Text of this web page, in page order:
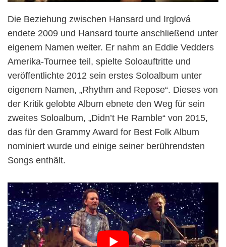
Die Beziehung zwischen Hansard und Irglová
endete 2009 und Hansard tourte anschließend unter
eigenem Namen weiter. Er nahm an Eddie Vedders
Amerika-Tournee teil, spielte Soloauftritte und
veröffentlichte 2012 sein erstes Soloalbum unter
eigenem Namen, „Rhythm and Repose“. Dieses von
der Kritik gelobte Album ebnete den Weg für sein
zweites Soloalbum, „Didn’t He Ramble“ von 2015,
das für den Grammy Award for Best Folk Album
nominiert wurde und einige seiner berührendsten
Songs enthält.